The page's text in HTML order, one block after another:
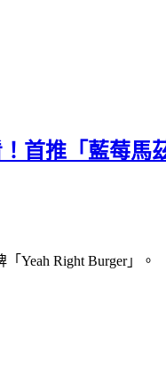
首推「藍莓馬
Yeah Right Burger」。